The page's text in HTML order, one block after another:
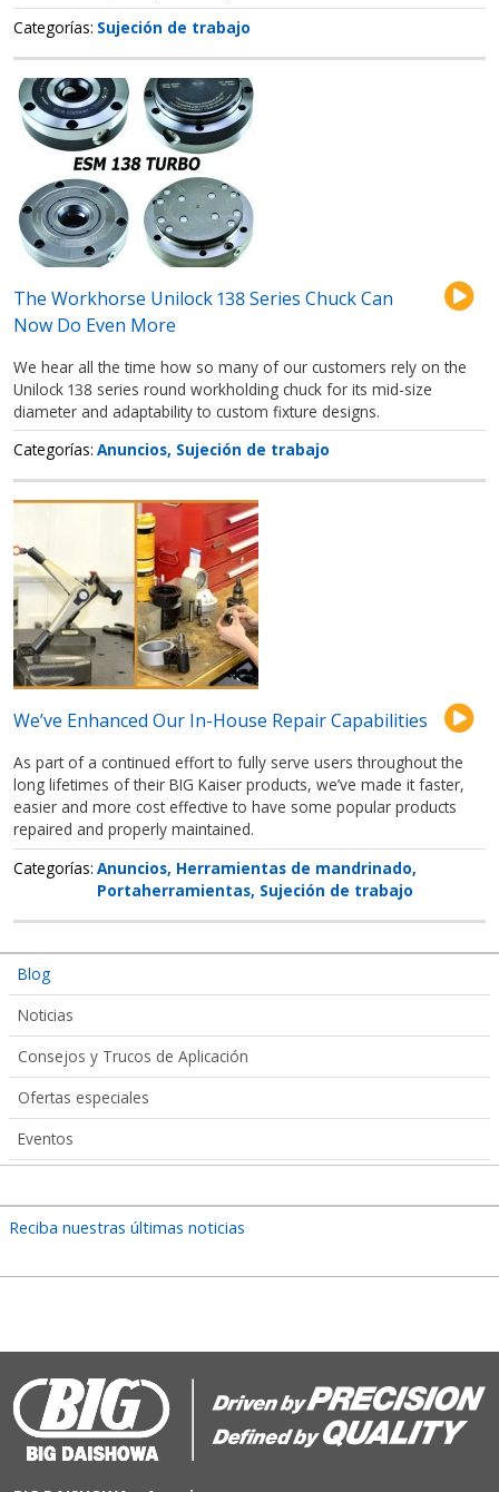
Articles
Submenu
Blog
Noticias
Consejos y Trucos de Aplicación
Ofertas especiales
Eventos
Reciba nuestras últimas noticias
Categorías Sujeción de trabajo
The Workhorse Unilock 138 Series Chuck Can
Now Do Even More
We hear all the time how so many of our customers rely on the
Unilock 138 series round workholding chuck for its mid-size
diameter and adaptability to custom fixture designs.
Categorías Anuncios Sujeción de trabajo
We’ve Enhanced Our In-House Repair Capabilities
As part of a continued effort to fully serve users throughout the
long lifetimes of their BIG Kaiser products, we’ve made it faster,
easier and more cost effective to have some popular products
repaired and properly maintained.
Categorías Anuncios Herramientas de mandrinado
Portaherramientas Sujeción de trabajo